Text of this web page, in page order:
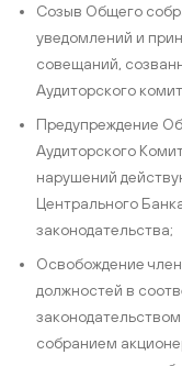
Созыв Общего
уведомлений и
совещаний,
Аудиторского
Предупреждение
Аудиторского
нарушений
Центрального
законодательства;
Освобождение
должностей в
собранием